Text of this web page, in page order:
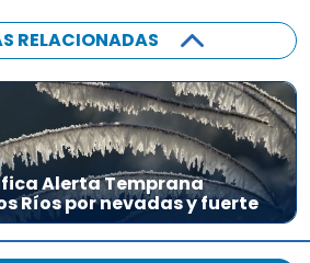
RELACIONADAS
Alerta Temprana
Ríos por nevadas y fuerte